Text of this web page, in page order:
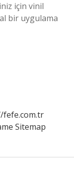
için vinil
bir uygulama
fefe.com.tr
Sitemap